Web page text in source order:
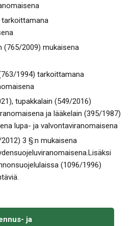
tarkoittamana
(765/2009) mukaisena
1994) tarkoittamana
tupakkalain (549/2016)
ja lääkelain (395/1987)
lupa- ja valvontaviranomaisena
3 §:n mukaisena
(1096/1996)
ja